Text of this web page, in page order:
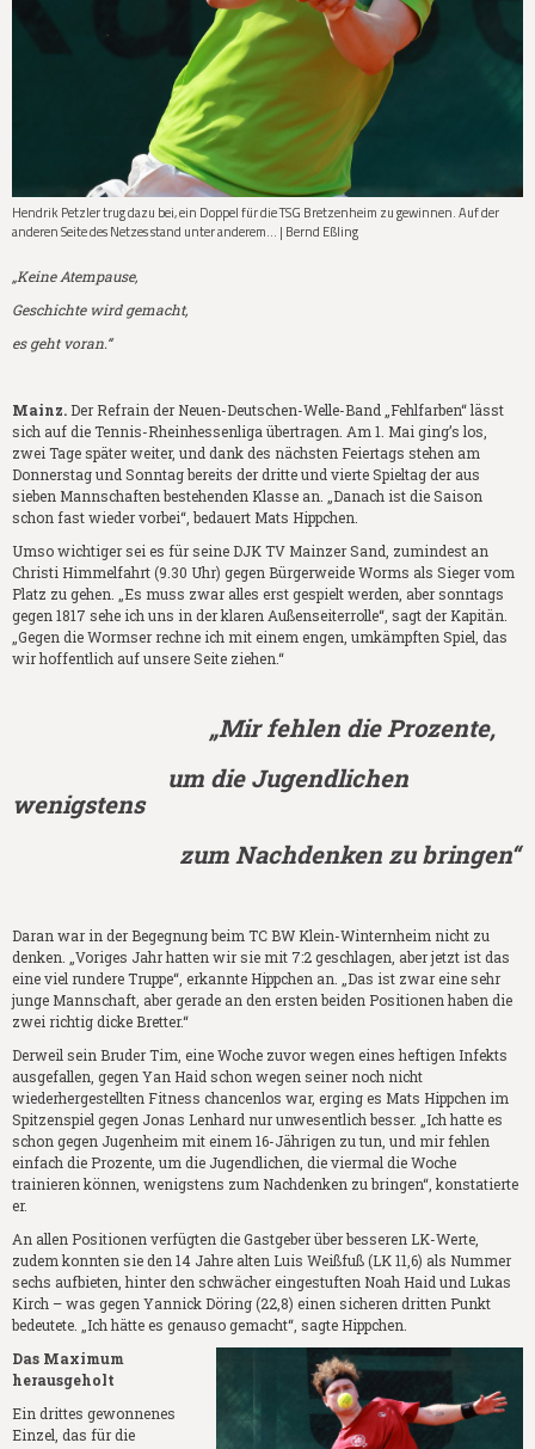
Hendrik Petzler trug dazu bei, ein Doppel für die TSG Bretzenheim zu gewinnen. Auf der
anderen Seite des Netzes stand unter anderem... | Bernd Eßling
„Keine Atempause,
Geschichte wird gemacht,
es geht voran.“
Mainz. Der Refrain der Neuen-Deutschen-Welle-Band „Fehlfarben“ lässt
sich auf die Tennis-Rheinhessenliga übertragen. Am 1. Mai ging’s los,
zwei Tage später weiter, und dank des nächsten Feiertags stehen am
Donnerstag und Sonntag bereits der dritte und vierte Spieltag der aus
sieben Mannschaften bestehenden Klasse an. „Danach ist die Saison
schon fast wieder vorbei“, bedauert Mats Hippchen.
Umso wichtiger sei es für seine DJK TV Mainzer Sand, zumindest an
Christi Himmelfahrt (9.30 Uhr) gegen Bürgerweide Worms als Sieger vom
Platz zu gehen. „Es muss zwar alles erst gespielt werden, aber sonntags
gegen 1817 sehe ich uns in der klaren Außenseiterrolle“, sagt der Kapitän.
„Gegen die Wormser rechne ich mit einem engen, umkämpften Spiel, das
wir hoffentlich auf unsere Seite ziehen.“
„Mir fehlen die Prozente,
um die Jugendlichen
wenigstens
zum Nachdenken zu bringen“
Daran war in der Begegnung beim TC BW Klein-Winternheim nicht zu
denken. „Voriges Jahr hatten wir sie mit 7:2 geschlagen, aber jetzt ist das
eine viel rundere Truppe“, erkannte Hippchen an. „Das ist zwar eine sehr
junge Mannschaft, aber gerade an den ersten beiden Positionen haben die
zwei richtig dicke Bretter.“
Derweil sein Bruder Tim, eine Woche zuvor wegen eines heftigen Infekts
ausgefallen, gegen Yan Haid schon wegen seiner noch nicht
wiederhergestellten Fitness chancenlos war, erging es Mats Hippchen im
Spitzenspiel gegen Jonas Lenhard nur unwesentlich besser. „Ich hatte es
schon gegen Jugenheim mit einem 16-Jährigen zu tun, und mir fehlen
einfach die Prozente, um die Jugendlichen, die viermal die Woche
trainieren können, wenigstens zum Nachdenken zu bringen“, konstatierte
er.
An allen Positionen verfügten die Gastgeber über besseren LK-Werte,
zudem konnten sie den 14 Jahre alten Luis Weißfuß (LK 11,6) als Nummer
sechs aufbieten, hinter den schwächer eingestuften Noah Haid und Lukas
Kirch – was gegen Yannick Döring (22,8) einen sicheren dritten Punkt
bedeutete. „Ich hätte es genauso gemacht“, sagte Hippchen.
Das Maximum
herausgeholt
Ein drittes gewonnenes
Einzel, das für die